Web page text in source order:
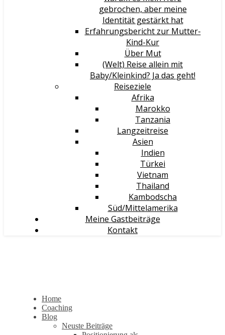
gebrochen, aber meine
Identität gestärkt hat
Erfahrungsbericht zur Mutter-
Kind-Kur
Über Mut
(Welt) Reise allein mit
Baby/Kleinkind? Ja das geht!
Reiseziele
Afrika
Marokko
Tanzania
Langzeitreise
Asien
Indien
Türkei
Vietnam
Thailand
Kambodscha
Süd/Mittelamerika
Meine Gastbeiträge
Kontakt
Home
Coaching
Blog
Neuste Beiträge